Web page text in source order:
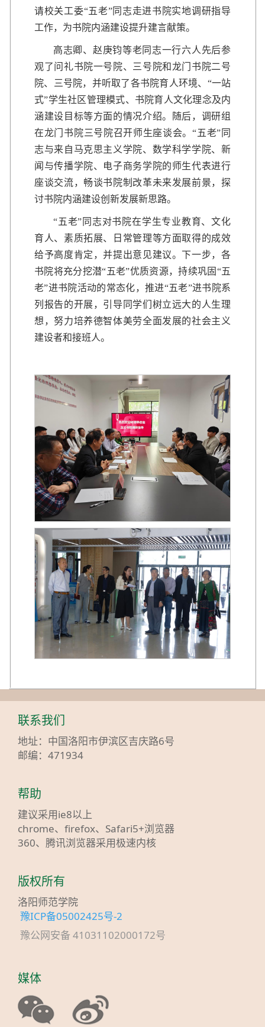
请校关工委“五老”同志走进书院实地调研指导
工作，为书院内涵建设提升建言献策。
高志卿、赵庚钧等老同志一行六人先后参
观了问礼书院一号院、三号院和龙门书院二号
院、三号院，并听取了各书院育人环境、“一站
式”学生社区管理模式、书院育人文化理念及内
涵建设目标等方面的情况介绍。随后，调研组
在龙门书院三号院召开师生座谈会。“五老”同
志与来自马克思主义学院、数学科学学院、新
闻与传播学院、电子商务学院的师生代表进行
座谈交流，畅谈书院制改革未来发展前景，探
讨书院内涵建设创新发展新思路。
“五老”同志对书院在学生专业教育、文化
育人、素质拓展、日常管理等方面取得的成效
给予高度肯定，并提出意见建议。下一步，各
书院将充分挖潜“五老”优质资源，持续巩固“五
老”进书院活动的常态化，推进“五老”进书院系
列报告的开展，引导同学们树立远大的人生理
想，努力培养德智体美劳全面发展的社会主义
建设者和接班人。
联系我们
地址：中国洛阳市伊滨区吉庆路6号
邮编：471934
帮助
建议采用ie8以上
chrome、firefox、Safari5+浏览器
360、腾讯浏览器采用极速内核
版权所有
洛阳师范学院
豫ICP备05002425号-2
豫公网安备 41031102000172号
媒体